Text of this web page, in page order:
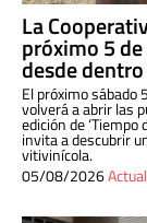
La
próximo 5
desde dentro
El próximo sábado
volverá a abrir las
edición de
invita a descubrir
vitivinícola.
05/08/2026